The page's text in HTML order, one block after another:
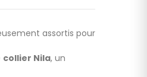
assortis pour
collier Nila, un